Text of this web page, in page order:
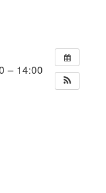
– 14:00